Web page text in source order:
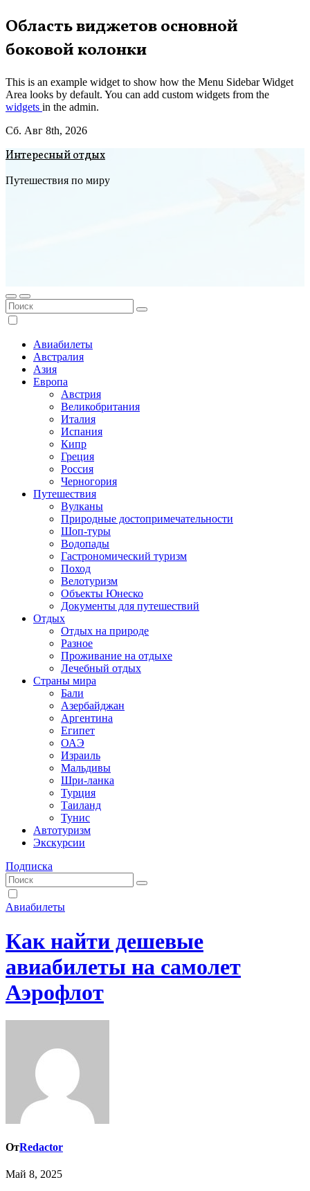
Перейти
к
содержимому
Область виджетов основной
боковой колонки
This is an example widget to show how the Menu Sidebar Widget
Area looks by default. You can add custom widgets from the
widgets in the admin.
Сб. Авг 8th, 2026
Интересный отдых
Путешествия по миру
Авиабилеты
Австралия
Азия
Европа
Австрия
Великобритания
Италия
Испания
Кипр
Греция
Россия
Черногория
Путешествия
Вулканы
Природные достопримечательности
Шоп-туры
Водопады
Гастрономический туризм
Поход
Велотуризм
Объекты Юнеско
Документы для путешествий
Отдых
Отдых на природе
Разное
Проживание на отдыхе
Лечебный отдых
Страны мира
Бали
Азербайджан
Аргентина
Египет
ОАЭ
Израиль
Мальдивы
Шри-ланка
Турция
Таиланд
Тунис
Автотуризм
Экскурсии
Подписка
Авиабилеты
Как найти дешевые
авиабилеты на самолет
Аэрофлот
ОтRedactor
Май 8, 2025